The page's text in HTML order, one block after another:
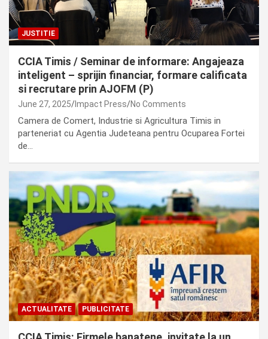
JUSTITIE
CCIA Timis / Seminar de informare: Angajeaza
inteligent – sprijin financiar, formare calificata
si recrutare prin AJOFM (P)
June 27, 2025 Impact Press No Comments
Camera de Comert, Industrie si Agricultura Timis in
parteneriat cu Agentia Judeteana pentru Ocuparea Fortei
de…
ACTUALITATE PUBLICITATE